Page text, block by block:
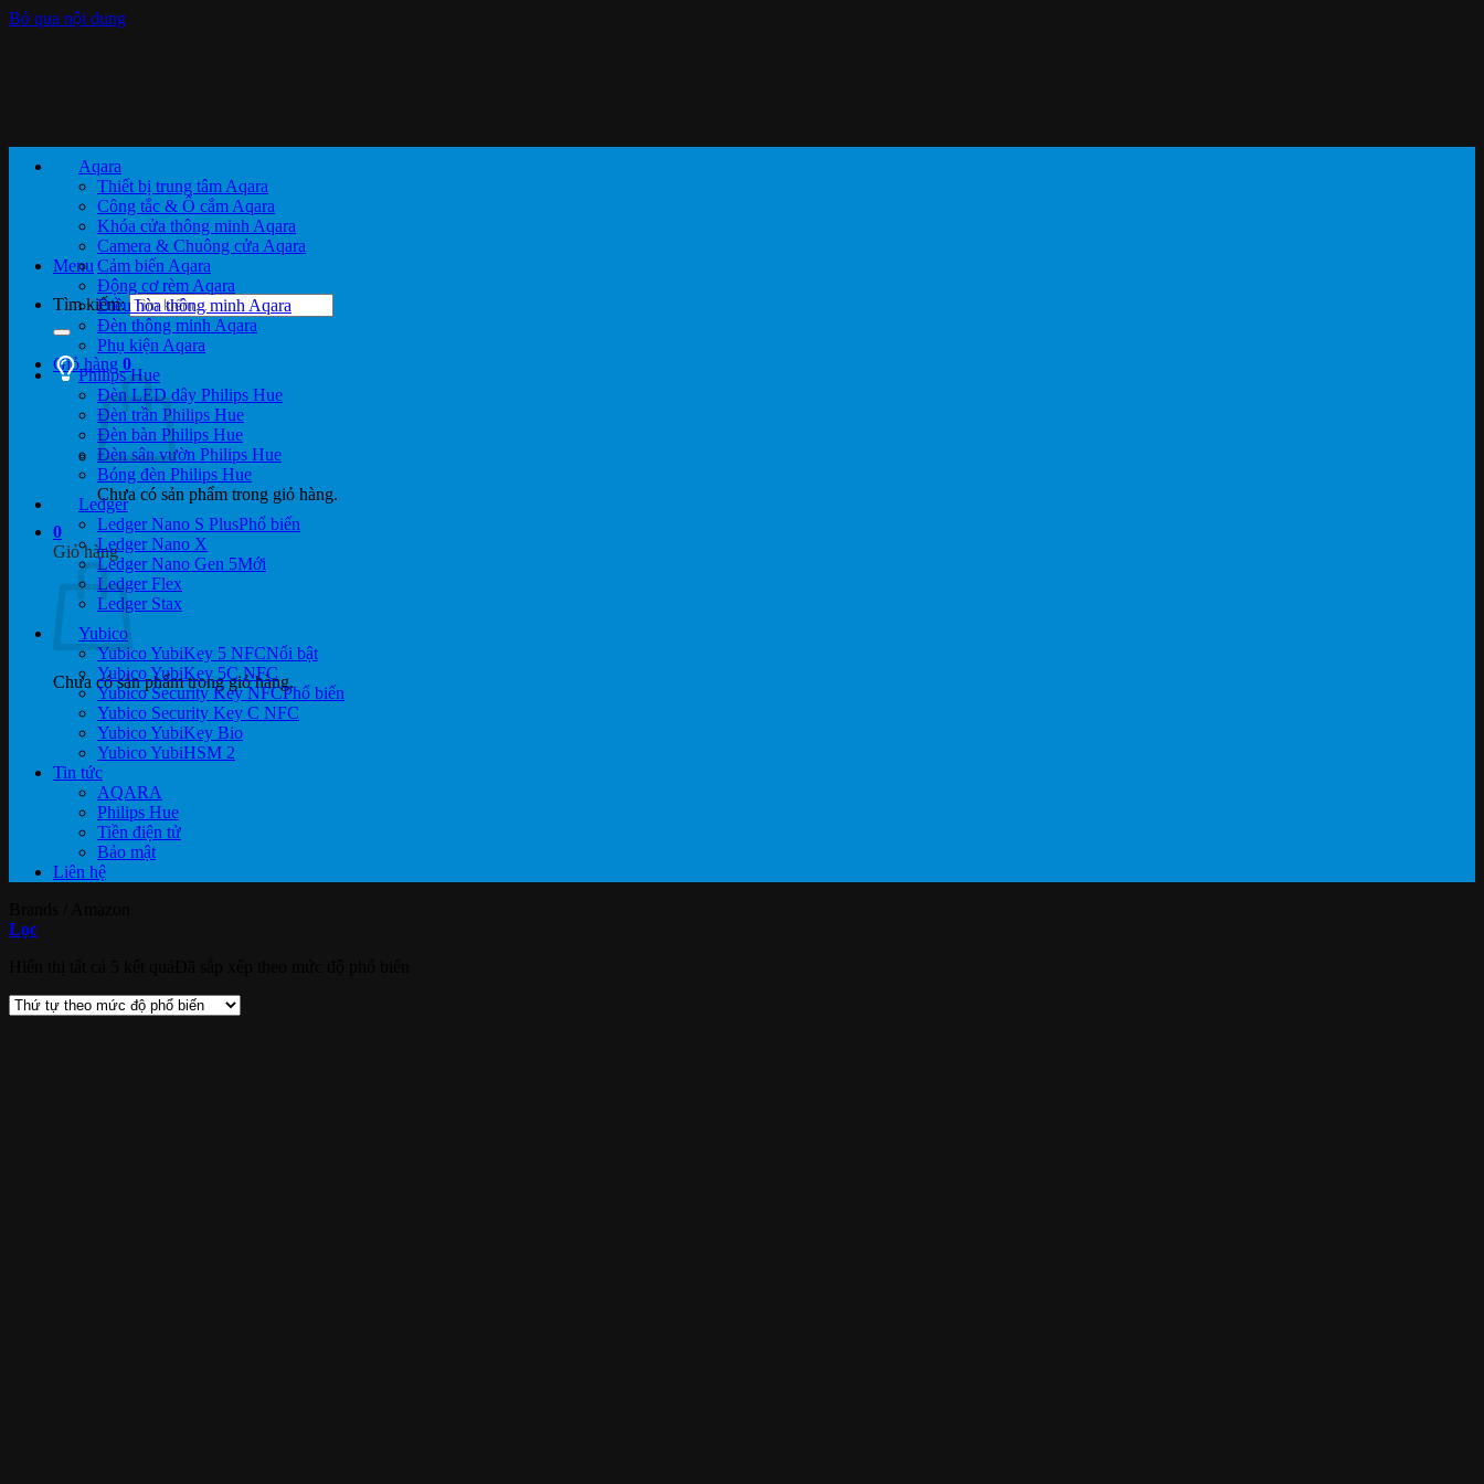
Bỏ qua nội dung
Menu
Tìm kiếm:
Giỏ hàng 0
Chưa có sản phẩm trong giỏ hàng.
0
Giỏ hàng
Chưa có sản phẩm trong giỏ hàng.
Aqara
Thiết bị trung tâm Aqara
Công tắc & Ổ cắm Aqara
Khóa cửa thông minh Aqara
Camera & Chuông cửa Aqara
Cảm biến Aqara
Động cơ rèm Aqara
Điều hòa thông minh Aqara
Đèn thông minh Aqara
Phụ kiện Aqara
Philips Hue
Đèn LED dây Philips Hue
Đèn trần Philips Hue
Đèn bàn Philips Hue
Đèn sân vườn Philips Hue
Bóng đèn Philips Hue
Ledger
Ledger Nano S Plus
Ledger Nano X
Ledger Nano Gen 5
Ledger Flex
Ledger Stax
Yubico
Yubico YubiKey 5 NFC
Yubico YubiKey 5C NFC
Yubico Security Key NFC
Yubico Security Key C NFC
Yubico YubiKey Bio
Yubico YubiHSM 2
Tin tức
AQARA
Philips Hue
Tiền điện tử
Bảo mật
Liên hệ
Lọc